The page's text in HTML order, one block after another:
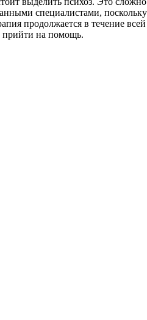
специалистами,
продолжается в течение
прийти на помощь.